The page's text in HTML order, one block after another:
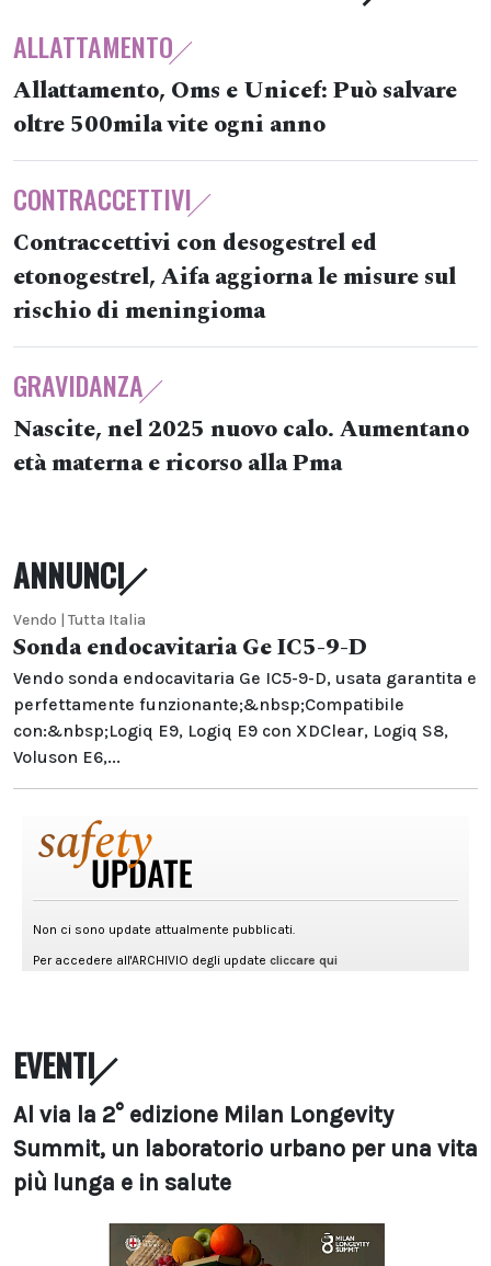
ALLATTAMENTO
Allattamento, Oms e Unicef: Può salvare
oltre 500mila vite ogni anno
CONTRACCETTIVI
Contraccettivi con desogestrel ed
etonogestrel, Aifa aggiorna le misure sul
rischio di meningioma
GRAVIDANZA
Nascite, nel 2025 nuovo calo. Aumentano
età materna e ricorso alla Pma
ANNUNCI
Vendo | Tutta Italia
Sonda endocavitaria Ge IC5-9-D
Vendo sonda endocavitaria Ge IC5-9-D, usata garantita e
perfettamente funzionante;&nbsp;Compatibile
con:&nbsp;Logiq E9, Logiq E9 con XDClear, Logiq S8,
Voluson E6,...
EVENTI
Al via la 2° edizione Milan Longevity
Summit, un laboratorio urbano per una vita
più lunga e in salute